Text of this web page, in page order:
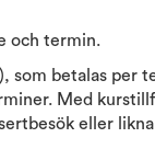
och termin.
som betalas per
Med
eller